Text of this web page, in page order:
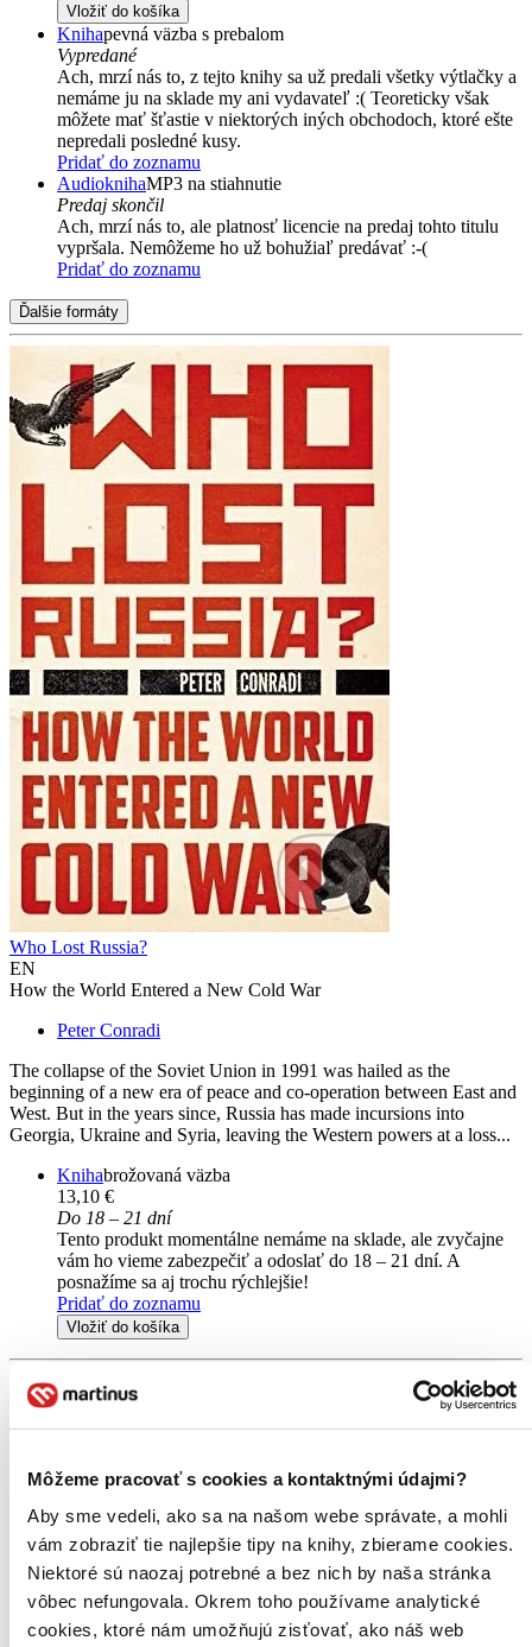
Môžeme pracovať s cookies a kontaktnými údajmi?
Aby sme vedeli, ako sa na našom webe správate, a mohli
vám zobraziť tie najlepšie tipy na knihy, zbierame cookies.
Niektoré sú naozaj potrebné a bez nich by naša stránka
vôbec nefungovala. Okrem toho používame analytické
cookies, ktoré nám umožňujú zisťovať, ako náš web
Vložiť do košíka
Knihapevná väzba s prebalom
Vypredané
Ach, mrzí nás to, z tejto knihy sa už predali všetky výtlačky a
nemáme ju na sklade my ani vydavateľ :( Teoreticky však
môžete mať šťastie v niektorých iných obchodoch, ktoré ešte
nepredali posledné kusy.
Pridať do zoznamu
AudioknihaMP3 na stiahnutie
Predaj skončil
Ach, mrzí nás to, ale platnosť licencie na predaj tohto titulu
vypršala. Nemôžeme ho už bohužiaľ predávať :-(
Pridať do zoznamu
Ďalšie formáty
Who Lost Russia?
EN
How the World Entered a New Cold War
Peter Conradi
The collapse of the Soviet Union in 1991 was hailed as the
beginning of a new era of peace and co-operation between East and
West. But in the years since, Russia has made incursions into
Georgia, Ukraine and Syria, leaving the Western powers at a loss...
Knihabrožovaná väzba
13,10 €
Do 18 – 21 dní
Tento produkt momentálne nemáme na sklade, ale zvyčajne
vám ho vieme zabezpečiť a odoslať do 18 – 21 dní. A
posnažíme sa aj trochu rýchlejšie!
Pridať do zoznamu
Vložiť do košíka